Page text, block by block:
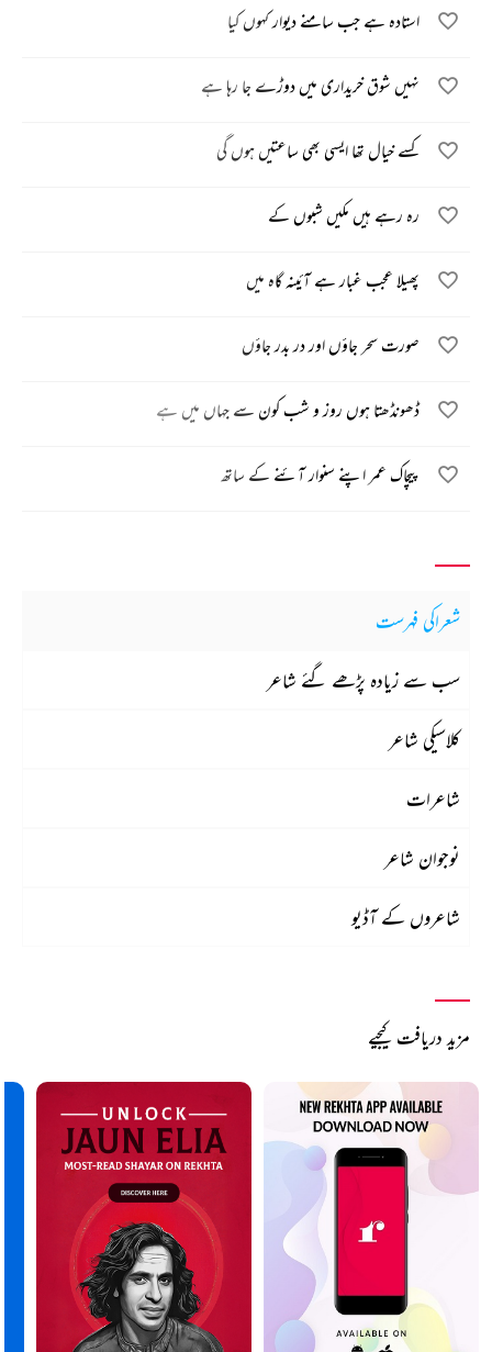
استادہ ہے جب سامنے دیوار کہوں کیا
نہیں شوق خریداری میں دوڑے جا رہا ہے
کسے خیال تھا ایسی بھی ساعتیں ہوں گی
رہ رہے ہیں مکیں شبوں کے
پھیلا عجب غبار ہے آئینہ گاہ میں
صورت سحر جاؤں اور در بدر جاؤں
ڈھونڈھتا ہوں روز و شب کون سے جہاں میں ہے
پیچاک عمر اپنے سنوار آئنے کے ساتھ
شعراکی فہرست
سب سے زیادہ پڑھے گئے شاعر
کلاسیکی شاعر
شاعرات
نوجوان شاعر
شاعروں کے آڈیو
مزید دریافت کیجیے